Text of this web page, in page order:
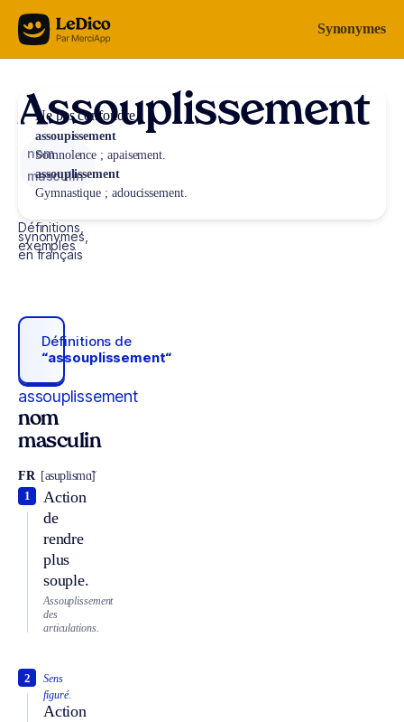
Aller au contenu Synonymes
Assouplissement
nom
masculin
Définitions,
synonymes,
exemples
en français
Définitions de
“assouplissement“
assouplissement
nom
masculin
FR [asuplismɑ̃]
Action
de
rendre
plus
souple.
1
Assouplissement
des
articulations.
Sens
figuré.
Action
2
Ne pas confondre
assoupissement
Somnolence ; apaisement.
assouplissement
Gymnastique ; adoucissement.